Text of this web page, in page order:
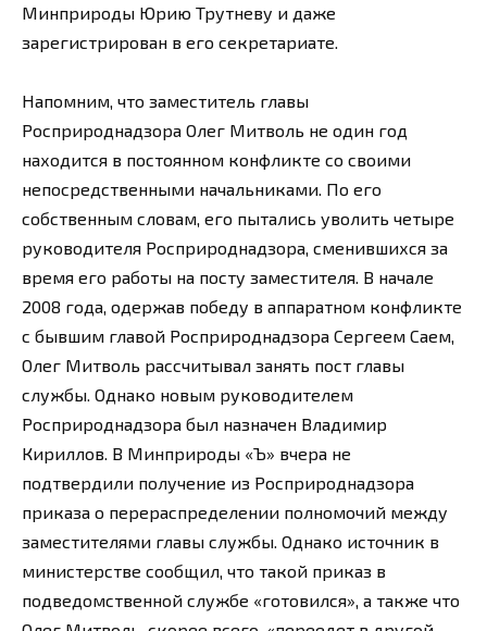
Минприроды Юрию Трутневу и даже
зарегистрирован в его секретариате.
Напомним, что заместитель главы
Росприроднадзора Олег Митволь не один год
находится в постоянном конфликте со своими
непосредственными начальниками. По его
собственным словам, его пытались уволить четыре
руководителя Росприроднадзора, сменившихся за
время его работы на посту заместителя. В начале
2008 года, одержав победу в аппаратном конфликте
с бывшим главой Росприроднадзора Сергеем Саем,
Олег Митволь рассчитывал занять пост главы
службы. Однако новым руководителем
Росприроднадзора был назначен Владимир
Кириллов. В Минприроды «Ъ» вчера не
подтвердили получение из Росприроднадзора
приказа о перераспределении полномочий между
заместителями главы службы. Однако источник в
министерстве сообщил, что такой приказ в
подведомственной службе «готовился», а также что